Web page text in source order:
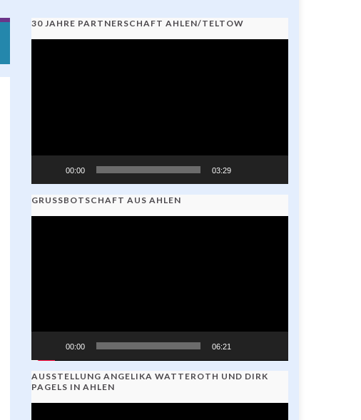
30 JAHRE PARTNERSCHAFT AHLEN/TELTOW
00:00 03:29
GRUSSBOTSCHAFT AUS AHLEN
00:00 06:21
AUSSTELLUNG ANGELIKA WATTEROTH UND DIRK
PAGELS IN AHLEN